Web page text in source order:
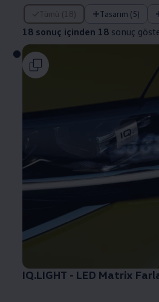
Tümü (18) Tasarım (5)
18 sonuç içinden 18 sonuç
18 sonuç içinden 18 sonuç
IQ.LIGHT - LED Matrix